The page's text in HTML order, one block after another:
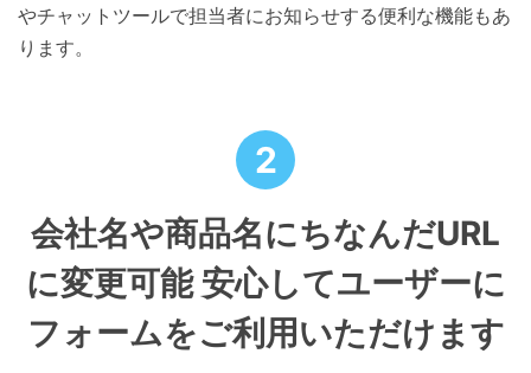
やチャットツールで担当者にお知らせする便利な機能もあ
ります。
2
会社名や商品名にちなんだURL
に変更可能 安心してユーザーに
フォームをご利用いただけます